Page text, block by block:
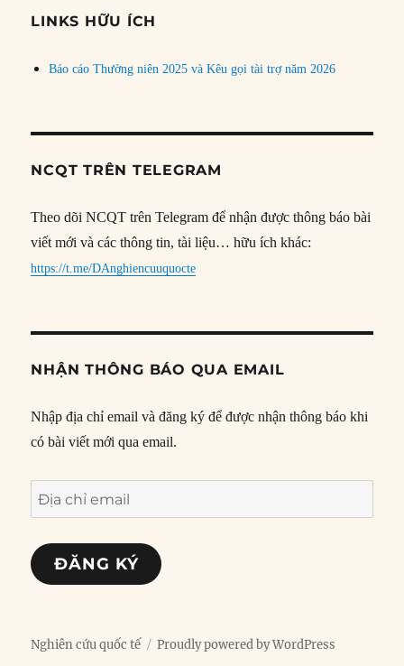
đề
LINKS HỮU ÍCH
Báo cáo Thường niên 2025 và Kêu gọi tài trợ năm 2026
NCQT TRÊN TELEGRAM
Theo dõi NCQT trên Telegram để nhận được thông báo bài
viết mới và các thông tin, tài liệu… hữu ích khác:
https://t.me/DAnghiencuuquocte
NHẬN THÔNG BÁO QUA EMAIL
Nhập địa chỉ email và đăng ký để được nhận thông báo khi
có bài viết mới qua email.
Địa
chỉ
email
ĐĂNG KÝ
Nghiên cứu quốc tế Proudly powered by WordPress